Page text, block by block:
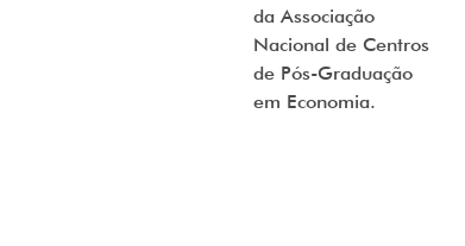
da Associação
Nacional de Centros
de Pós-Graduação
em Economia.